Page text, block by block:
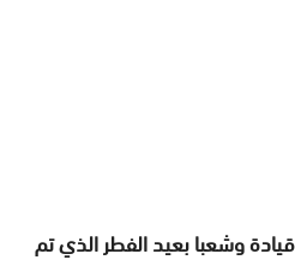
وشعبا بعيد الفطر الذي تم